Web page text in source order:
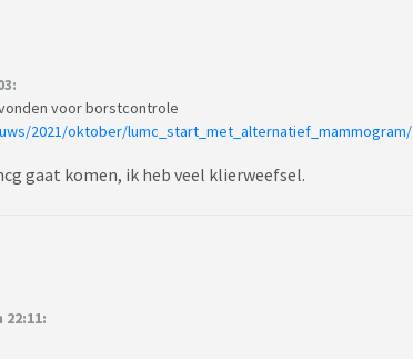
voor borstcontrole
2021/oktober/lumc_start_met_alternatief_mammogram/
gaat komen, ik heb veel klierweefsel.